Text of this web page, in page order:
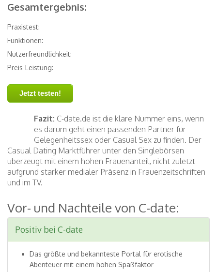
Gesamtergebnis:
Praxistest:
Funktionen:
Nutzerfreundlichkeit:
Preis-Leistung:
Jetzt testen!
Fazit: C-date.de ist die klare Nummer eins, wenn
es darum geht einen passenden Partner für
Gelegenheitssex oder Casual Sex zu finden. Der
Casual Dating Marktführer unter den Singlebörsen
überzeugt mit einem hohen Frauenanteil, nicht zuletzt
aufgrund starker medialer Präsenz in Frauenzeitschriften
und im TV.
Vor- und Nachteile von C-date:
Positiv bei C-date
Das größte und bekannteste Portal für erotische
Abenteuer mit einem hohen Spaßfaktor